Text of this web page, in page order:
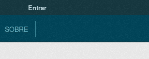
Entrar
SOBRE